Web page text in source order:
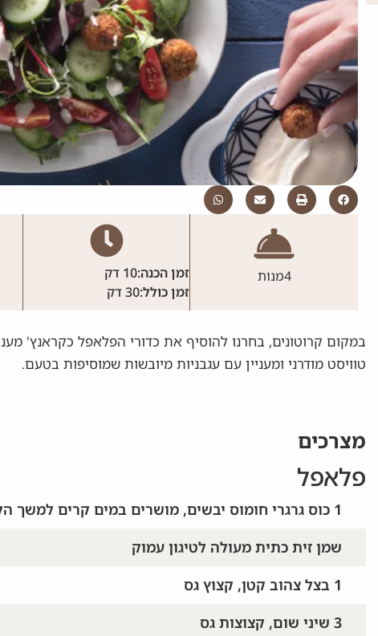
4מנות זמן הכנה:10 דק
זמן כולל:30 דק
במקום קרוטונים, בחרנו להוסיף את כדורי הפלאפל כקראנץ'
טוויסט מודרני ומעניין עם עגבניות מיובשות שמוסיפות בטעם.
מצרכים
פלאפל
1 כוס גרגרי חומוס יבשים, מושרים במים קרים למשך הלילה, מסוננים
שמן זית כתית מעולה לטיגון עמוק
1 בצל צהוב קטן, קצוץ גס
3 שיני שום, קצוצות גס